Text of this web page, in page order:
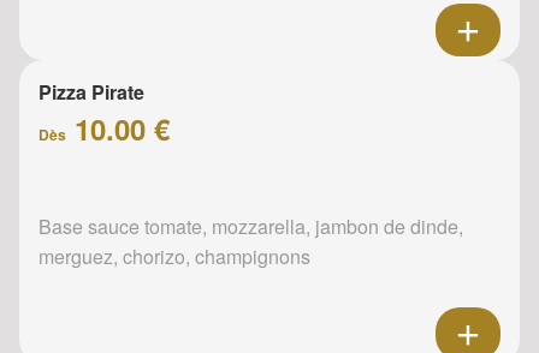
Pizza Pirate
Dès 10.00 €
Base sauce tomate, mozzarella, jambon de dinde,
merguez, chorizo, champignons